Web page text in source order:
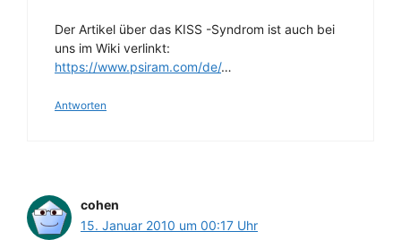
Der Artikel über das KISS -Syndrom ist auch bei
uns im Wiki verlinkt:
https://www.psiram.com/de/…
Antworten
cohen
15. Januar 2010 um 00:17 Uhr